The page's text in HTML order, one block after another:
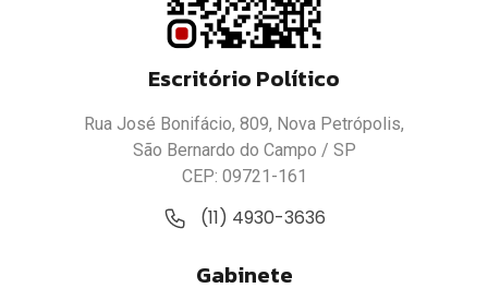
Escritório Político
Rua José Bonifácio, 809, Nova Petrópolis,
São Bernardo do Campo / SP
CEP: 09721-161
(11) 4930-3636
Gabinete